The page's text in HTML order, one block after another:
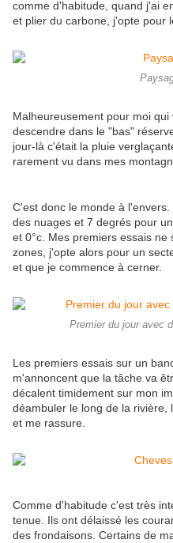
comme d'habitude, quand j'ai
et plier du carbone, j'opte pour
Malheureusement pour moi qui
descendre dans le "bas"
jour-là c'était la pluie
rarement vu dans mes
C'est donc le monde à
des nuages et 7 degrés pour
et 0°c. Mes premiers essais
zones, j'opte alors pour un
et que je commence à cerner.
Premier du jour avec
Les premiers essais sur un
m'annoncent que la tâche va
décalent timidement sur mon
déambuler le long de la
et me rassure.
Comme d'habitude c'est très
tenue. Ils ont délaissé les
des frondaisons. Certains de